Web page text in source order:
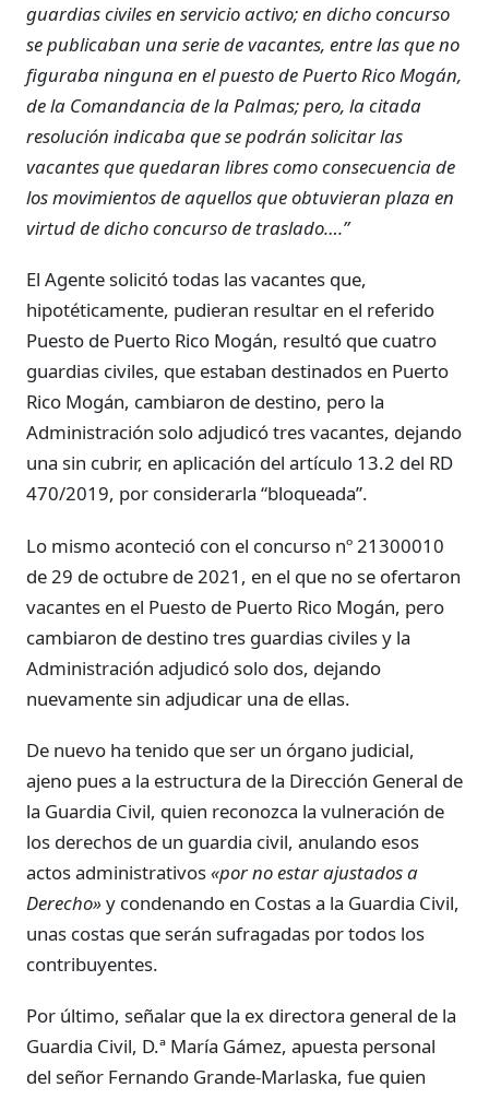
guardias civiles en servicio activo; en dicho concurso
se publicaban una serie de vacantes, entre las que no
figuraba ninguna en el puesto de Puerto Rico Mogán,
de la Comandancia de la Palmas; pero, la citada
resolución indicaba que se podrán solicitar las
vacantes que quedaran libres como consecuencia de
los movimientos de aquellos que obtuvieran plaza en
virtud de dicho concurso de traslado….”
El Agente solicitó todas las vacantes que,
hipotéticamente, pudieran resultar en el referido
Puesto de Puerto Rico Mogán, resultó que cuatro
guardias civiles, que estaban destinados en Puerto
Rico Mogán, cambiaron de destino, pero la
Administración solo adjudicó tres vacantes, dejando
una sin cubrir, en aplicación del artículo 13.2 del RD
470/2019, por considerarla “bloqueada”.
Lo mismo aconteció con el concurso nº 21300010
de 29 de octubre de 2021, en el que no se ofertaron
vacantes en el Puesto de Puerto Rico Mogán, pero
cambiaron de destino tres guardias civiles y la
Administración adjudicó solo dos, dejando
nuevamente sin adjudicar una de ellas.
De nuevo ha tenido que ser un órgano judicial,
ajeno pues a la estructura de la Dirección General de
la Guardia Civil, quien reconozca la vulneración de
los derechos de un guardia civil, anulando esos
actos administrativos«por no estar ajustados a
Derecho»y condenando en Costas a la Guardia Civil,
unas costas que serán sufragadas por todos los
contribuyentes.
Por último, señalar que la ex directora general de la
Guardia Civil, D.ª María Gámez, apuesta personal
del señor Fernando Grande-Marlaska, fue quien